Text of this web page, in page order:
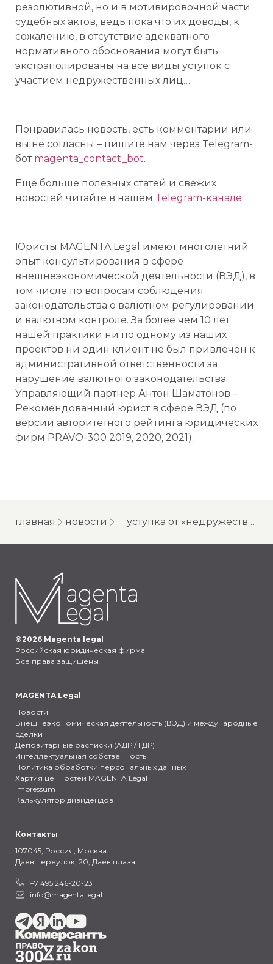
резолютивной, но и в мотивировочной части
судебных актов, ведь пока что их доводы, к
сожалению, в отсутствие адекватного
нормативного обоснования могут быть
экстраполированы на все виды уступок с
участием недружественных лиц…
Понравилась новость, есть комментарии или
вы не согласны – пишите нам через Telegram-
бот magenta_contact_bot.
Еще больше полезных статей и свежих
новостей читайте в нашем Telegram-канале.
Юристы MAGENTA Legal имеют многолетний
опыт консультирования в сфере
внешнеэкономической деятельности (ВЭД), в
том числе по вопросам соблюдения
законодательства о валютном регулировании
и валютном контроле. За более чем 10 лет
нашей практики ни по одному из наших
проектов ни один клиент не был привлечен к
административной ответственности за
нарушение валютного законодательства.
Управляющий партнер Антон Шаматонов –
Рекомендованный юрист в сфере ВЭД (по
версии авторитетного рейтинга юридических
фирм PRAVO-300 2019, 2020, 2021).
главная новости уступка от «недружественного» лица к «дружественному»
©2026 Magenta legal
Российская юридическая фирма
Все права защищены
MAGENTA Legal
Новости
Внешнеэкономическая деятельность (ВЭД) и международные
сделки
Депозитарные расписки (АДР / ГДР)
Интеллектуальная собственность
Политика обработки персональных данных
Хартия ценностей MAGENTA Legal
Impressum
Калькулятор дивидендов
Контакты
107045, Россия, Москва
Даев переулок, 20, Даев плаза
+7 495 246-20-23
info@magenta.legal